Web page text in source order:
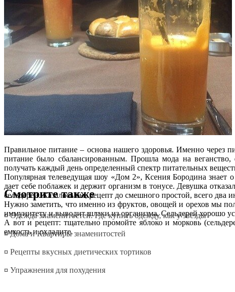
Смотрите также
¤Одежда знаменитостей. Где купить одежду, как у звезды
¤Дома и Квартиры знаменитостей
¤ Рецепты вкусных диетических тортиков
¤ Упражнения для похудения
Правильное питание – основа нашего здоровья. Именно через
питание было сбалансированным. Прошла мода на
получать каждый день определенный спектр питательных
Популярная телеведущая шоу «Дом 2», Ксения Бородина знает
дает себе поблажек и держит организм в тонусе. Девушка
сельдерей. Казалось бы, рецепт до смешного простой, всего два
Нужно заметить, что именно из фруктов, овощей и орехов мы
иммунитету и выводит шлаки из организма. Сельдерей хорошо
А вот и рецепт: тщательно промойте яблоко и морковь
емкость и охладите.